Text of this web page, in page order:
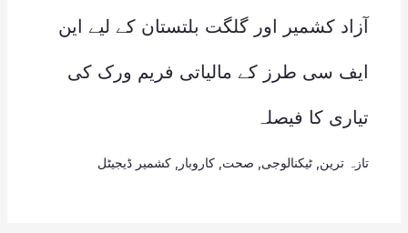
آزاد کشمیر اور گلگت بلتستان کے لیے این
ایف سی طرز کے مالیاتی فریم ورک کی
تیاری کا فیصلہ
تازہ ترین ٹیکنالوجی صحت کاروبار کشمیر ڈیجیٹل